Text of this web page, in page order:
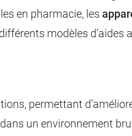
en pharmacie, les
modèles
permettant
un environnement